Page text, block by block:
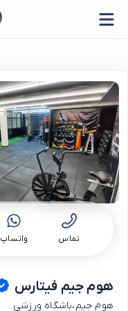
تماس واتساپ
هوم جیم فیتارس
هوم جیم،باشگاه ورزشی